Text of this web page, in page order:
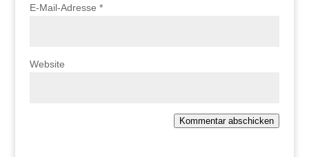
E-Mail-Adresse *
Website
Kommentar abschicken